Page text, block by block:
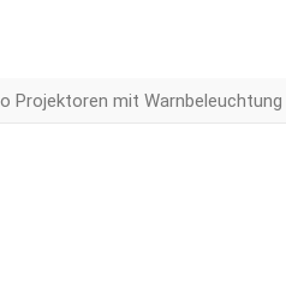
Projektoren mit Warnbeleuchtung